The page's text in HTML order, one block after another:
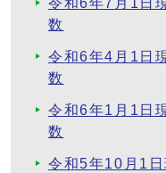
令和6年7月1日
数
令和6年4月1日
数
令和6年1月1日
数
令和5年10月1